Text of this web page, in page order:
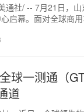
通社/ -- 7月21日，
启幕。面对全球商
球一测通（
道